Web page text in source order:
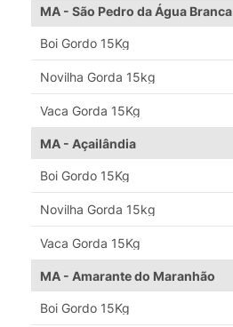
MA - São Pedro da Água Branca
Boi Gordo 15Kg
Novilha Gorda 15kg
Vaca Gorda 15Kg
MA - Açailândia
Boi Gordo 15Kg
Novilha Gorda 15kg
Vaca Gorda 15Kg
MA - Amarante do Maranhão
Boi Gordo 15Kg